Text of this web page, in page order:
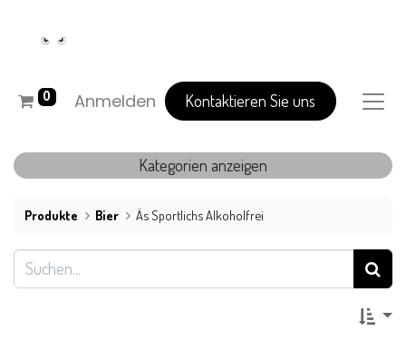
0 Anmelden Kontaktieren Sie uns
Kategorien anzeigen
Produkte Bier Äs Sportlichs Alkoholfrei